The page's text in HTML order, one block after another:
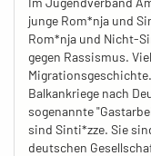
junge Rom*nja und
Rom*nja und Nicht-
gegen Rassismus.
Balkankriege nach
sogenannte
sind Sinti*zze. Sie
deutschen